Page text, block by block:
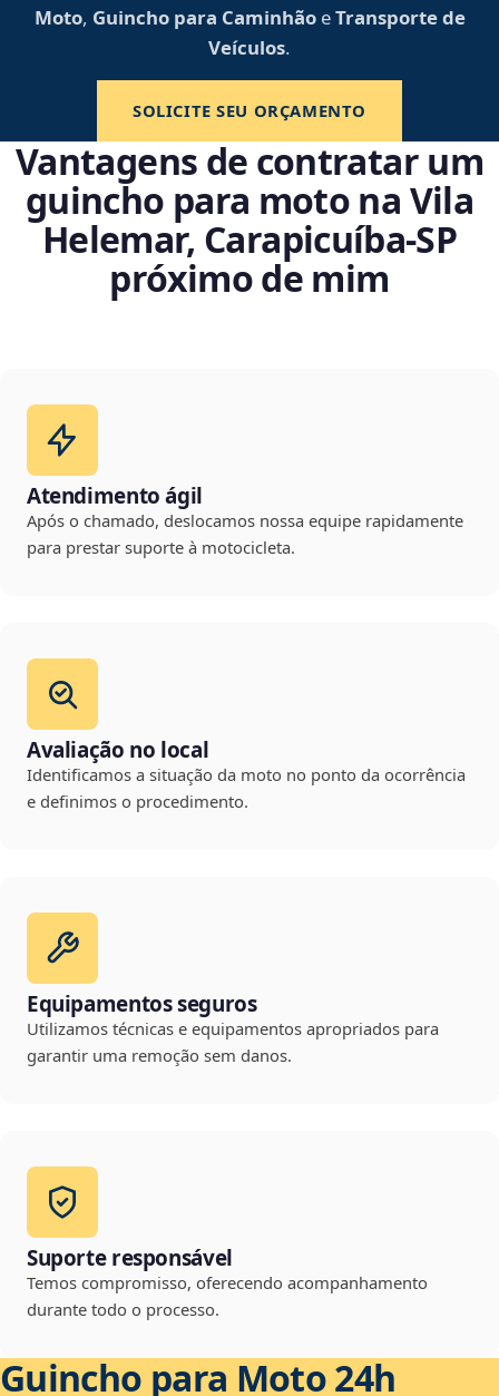
Moto, Guincho para CaminhãoeTransporte de
Veículos.
SOLICITE SEU ORÇAMENTO
Vantagens de contratar um
guincho para moto na Vila
Helemar, Carapicuíba‑SP
próximo de mim
Atendimento ágil
Após o chamado, deslocamos nossa equipe rapidamente
para prestar suporte à motocicleta.
Avaliação no local
Identificamos a situação da moto no ponto da ocorrência
e definimos o procedimento.
Equipamentos seguros
Utilizamos técnicas e equipamentos apropriados para
garantir uma remoção sem danos.
Suporte responsável
Temos compromisso, oferecendo acompanhamento
durante todo o processo.
Guincho para Moto 24h